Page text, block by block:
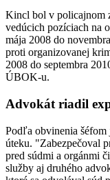
Kincl bol v policajnom
vedúcich pozíciach na
mája 2008 do
proti organizovanej
2008 do septembra
ÚBOK-u.
Advokát riadil
Podľa obvinenia
úteku. "Zabezpečoval
pred súdmi a orgánmi
služby aj druhého